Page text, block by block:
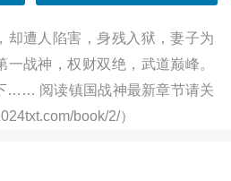
却遭人陷害，身残入狱，妻子为
战神，权财双绝，武道巅峰。
…… 阅读镇国战神最新章节请关
book/2/）